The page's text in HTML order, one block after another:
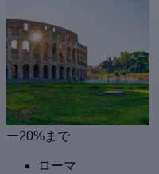
ー20%まで
ローマ